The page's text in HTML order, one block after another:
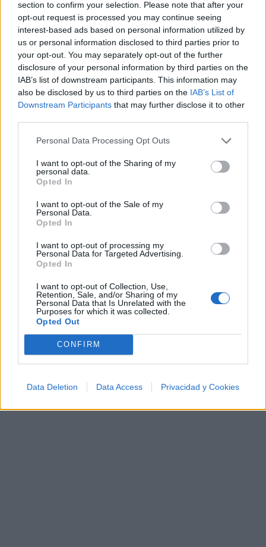
section to confirm your selection. Please note that after your
opt-out request is processed you may continue seeing
interest-based ads based on personal information utilized by
us or personal information disclosed to third parties prior to
your opt-out. You may separately opt-out of the further
disclosure of your personal information by third parties on the
IAB’s list of downstream participants. This information may
also be disclosed by us to third parties on the IAB’s List of
Downstream Participants that may further disclose it to other
Personal Data Processing Opt Outs
I want to opt-out of the Sharing of my
personal data.
Opted In
I want to opt-out of the Sale of my
Personal Data.
Opted In
I want to opt-out of processing my
Personal Data for Targeted Advertising.
Opted In
I want to opt-out of Collection, Use,
Retention, Sale, and/or Sharing of my
Personal Data that Is Unrelated with the
Purposes for which it was collected.
Opted Out
CONFIRM
Data Deletion Data Access Privacidad y Cookies
Añadir un comentario ...
🪐🚀 Canciones para Ver las Estrellas:
Psicodelia y Space Rock 🎸✨
🌌🚀 Viaje intergaláctico: la mejor selección de
tus noches de astronomía. 🪐🎸 Desconecta, mira
al firmamento y siente la gravedad cero. 💾 ¡Guarda
esta colección para tu próxima noche estrellada!
Letras Top Artistas Playlists